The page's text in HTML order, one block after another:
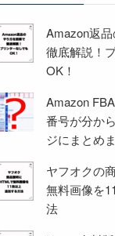
Amazon返
徹底解説！
OK！
Amazon
番号が分か
ジにまとめ
ヤフオクの
無料画像を
法